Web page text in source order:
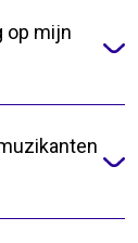
op mijn